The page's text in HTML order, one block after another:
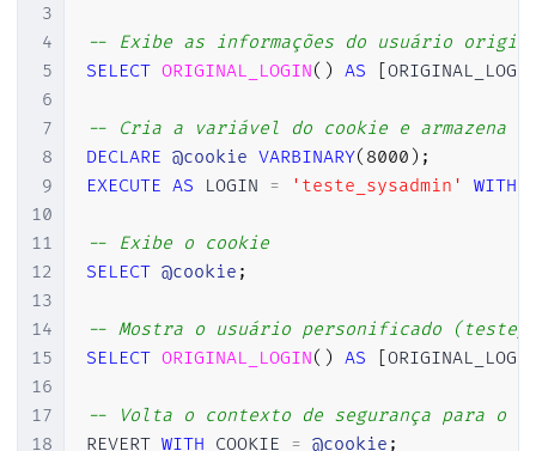
3
4
5
6
7
8
9
10
11
12
13
14
15
16
17
18
-- Exibe as informações do usuário
SELECT ORIGINAL_LOGIN( ) AS
-- Cria a variável do cookie e armazena o
DECLARE @cookie VARBINARY( 8000 ) ;
EXECUTE AS LOGIN = 'teste_sysadmin' WITH
-- Exibe o cookie
SELECT @cookie ;
-- Mostra o usuário personificado
SELECT ORIGINAL_LOGIN( ) AS
-- Volta o contexto de segurança para o
REVERT WITH COOKIE = @cookie ;